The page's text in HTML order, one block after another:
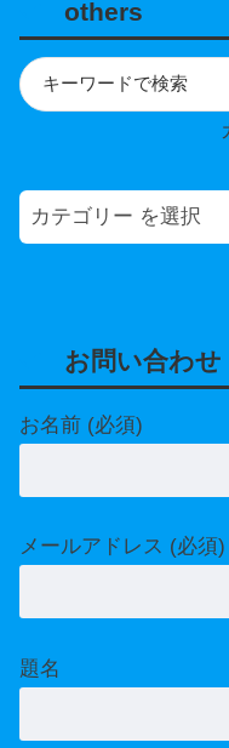
others
お問い合わせ
お名前 (必須)
メールアドレス (必須)
題名